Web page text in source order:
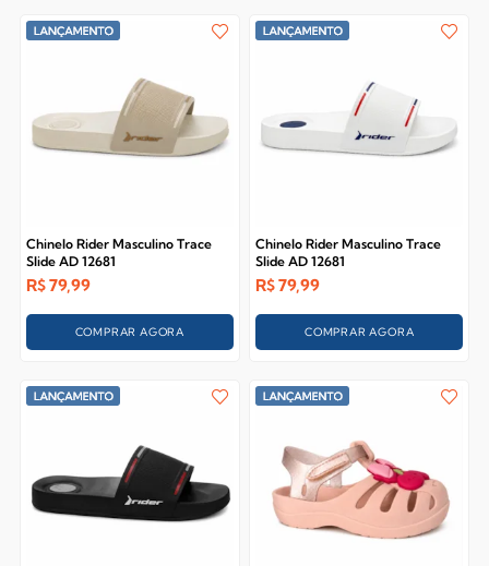
Chinelo Rider Masculino Trace
Slide AD 12681
R$79,99
COMPRAR AGORA
Chinelo Rider Masculino Trace
Slide AD 12681
R$79,99
COMPRAR AGORA